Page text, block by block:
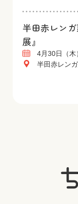
半田赤レン
展』
4月30日（木
半田赤レン